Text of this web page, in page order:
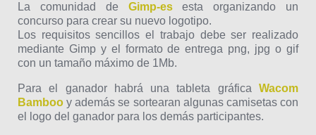
La comunidad de Gimp-esesta organizando un
concurso para crear su nuevo logotipo.
Los requisitos sencillos el trabajo debe ser realizado
mediante Gimp y el formato de entrega png, jpg o gif
con un tamaño máximo de 1Mb.
Para el ganador habrá una tableta gráfica Wacom
Bamboo y además se sortearan algunas camisetas con
el logo del ganador para los demás participantes.